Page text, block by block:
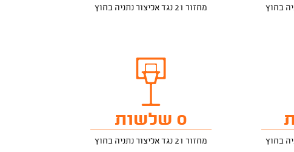
מחזור 21 נגד אליצור נתניה בחוץ
0 שלשות
מחזור 21 נגד אליצור נתניה בחוץ